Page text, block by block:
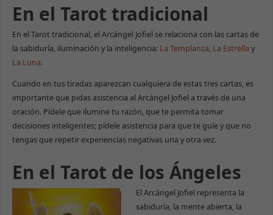
En el Tarot tradicional
En el Tarot tradicional, el Arcángel Jofiel se relaciona con las cartas de
la sabiduría, iluminación y la inteligencia: La Templanza, La Estrella y
La Luna.
Cuando en tus tiradas aparezcan cualquiera de estas tres cartas, es
importante que pidas asistencia al Arcángel Jofiel a través de una
oración. Pídele que ilumine tu razón, que te permita tomar
decisiones inteligentes; pídele asistencia para que te guíe y que no
tengas que repetir experiencias negativas una y otra vez.
En el Tarot de los Ángeles
El Arcángel Jofiel representa la
sabiduría, la mente abierta, la